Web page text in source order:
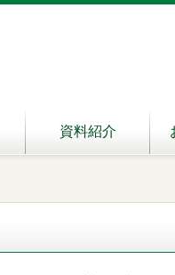
資料紹介